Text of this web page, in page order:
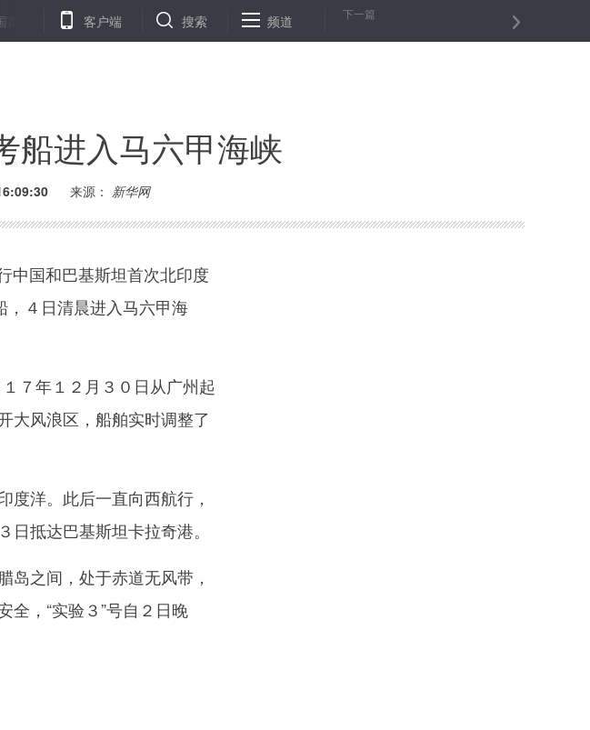
平台 238个问题逼出改革新动力——江西自我加压深化“放管服”观察 老挝２０１７年处理
客户端 搜索 频道 下一篇
船进入马六甲海峡
来源： 新华网
国和巴基斯坦首次北印度
，４日清晨进入马六甲海
７年１２月３０日从广州起
大风浪区，船舶实时调整了
洋。此后一直向西航行，
抵达巴基斯坦卡拉奇港。
之间，处于赤道无风带，
全，“实验３”号自２日晚